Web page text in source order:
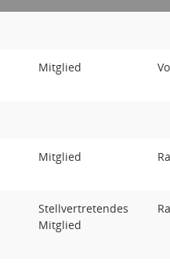
Mitglied
Mitglied
Stellvertretendes
Mitglied